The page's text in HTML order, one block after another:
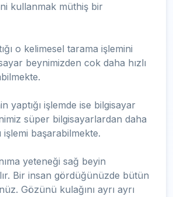
kullanmak müthiş bir
o kelimesel tarama işlemini
beynimizden cok daha hızlı
yaptığı işlemde ise bilgisayar
süper bilgisayarlardan daha
başarabilmekte.
yeteneği sağ beyin
Bir insan gördüğünüzde bütün
Gözünü kulağını ayrı ayrı